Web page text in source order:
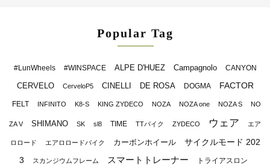
Popular Tag
#LunWheels #WINSPACE ALPE D'HUEZ Campagnolo CANYON
CERVELO CerveloP5 CINELLI DE ROSA DOGMA FACTOR
FELT INFINITO K8-S KING ZYDECO NOZA NOZA one NOZA S NO
ZA V SHIMANO SK sl8 TIME TTバイク ZYDECO ウェア エア
ロロード エアロロードバイク カーボンホイール
サイクルモード 202
3
スカンジウムフレーム スマートトレーナー トライアスロン